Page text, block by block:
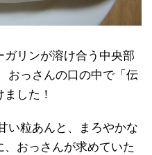
リンが溶け合う中央部
おっさんの口の中で「伝
した！
い粒あんと、まろやかな
おっさんが求めていた